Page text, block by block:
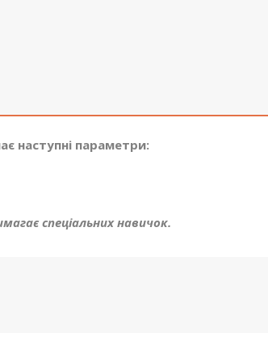
наступні параметри:
спеціальних навичок.